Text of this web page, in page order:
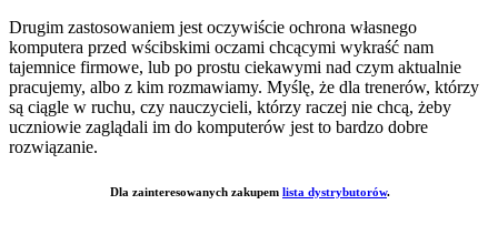
Drugim zastosowaniem jest oczywiście ochrona własnego
komputera przed wścibskimi oczami chcącymi wykraść nam
tajemnice firmowe, lub po prostu ciekawymi nad czym aktualnie
pracujemy, albo z kim rozmawiamy. Myślę, że dla trenerów, którzy
są ciągle w ruchu, czy nauczycieli, którzy raczej nie chcą, żeby
uczniowie zaglądali im do komputerów jest to bardzo dobre
rozwiązanie.
Dla zainteresowanych zakupem lista dystrybutorów.